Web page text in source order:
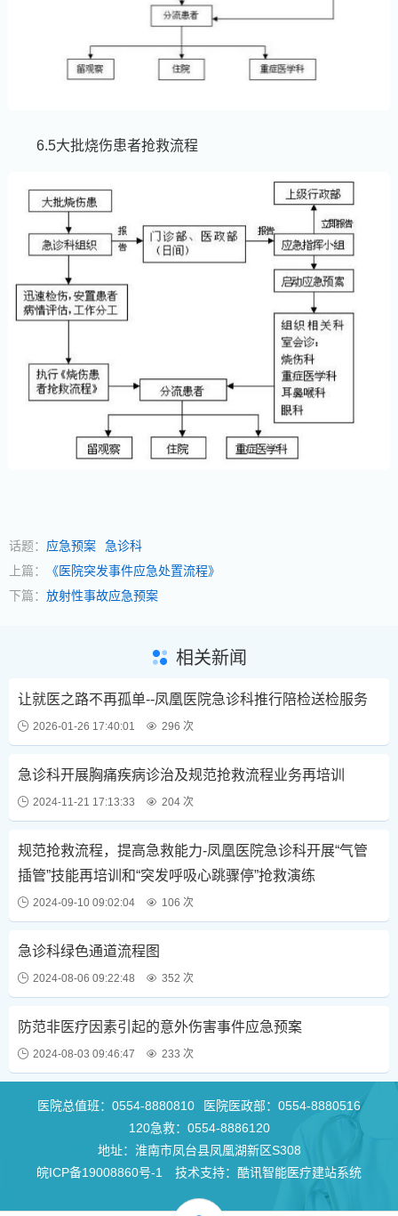
6.5大批烧伤患者抢救流程
话题： 应急预案
急诊科
上篇：
《医院突发事件应急处置流程》
下篇： 放射性事故应急预案
相关新闻
让就医之路不再孤单--凤凰医院急诊科推行陪检送检服务
2026-01-26 17:40:01 296 次
急诊科开展胸痛疾病诊治及规范抢救流程业务再培训
2024-11-21 17:13:33 204 次
规范抢救流程，提高急救能力-凤凰医院急诊科开展“气管
插管”技能再培训和“突发呼吸心跳骤停”抢救演练
2024-09-10 09:02:04 106 次
急诊科绿色通道流程图
2024-08-06 09:22:48 352 次
防范非医疗因素引起的意外伤害事件应急预案
2024-08-03 09:46:47 233 次
医院总值班： 0554-8880810 医院医政部： 0554-8880516
120急救： 0554-8886120
地址：淮南市凤台县凤凰湖新区S308
皖ICP备19008860号-1
技术支持：酷讯智能医疗建站系统